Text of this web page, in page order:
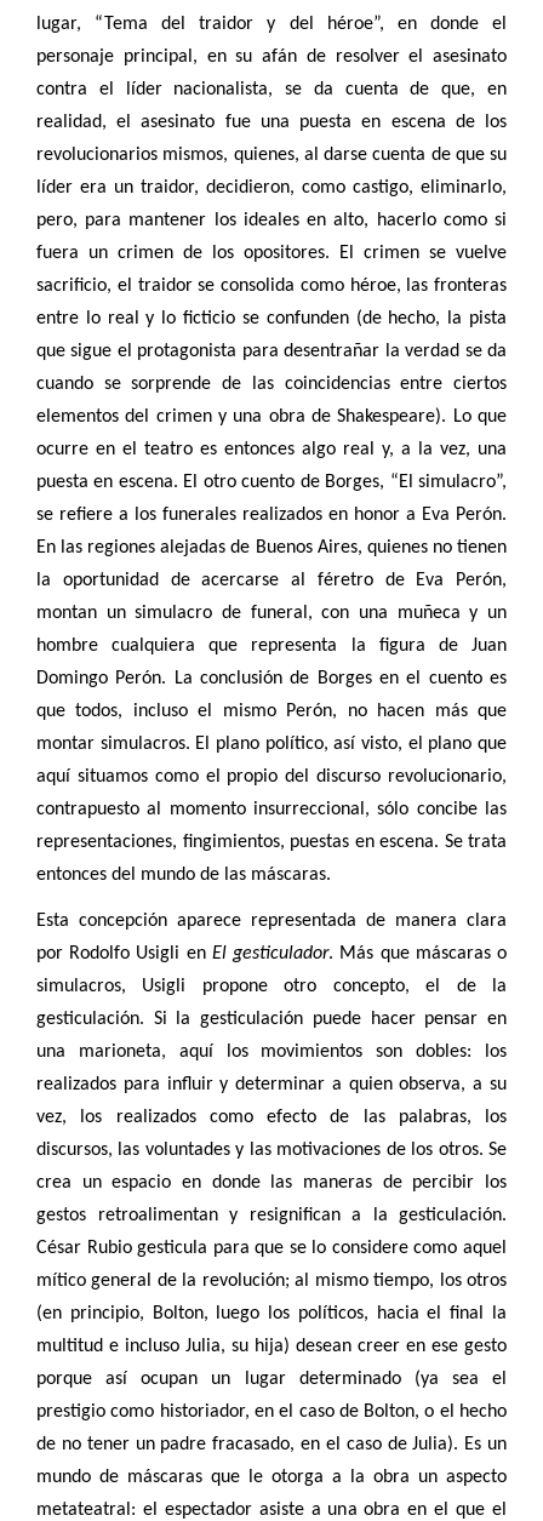
lugar, “Tema del traidor y del héroe”, en donde el
personaje principal, en su afán de resolver el asesinato
contra el líder nacionalista, se da cuenta de que, en
realidad, el asesinato fue una puesta en escena de los
revolucionarios mismos, quienes, al darse cuenta de que su
líder era un traidor, decidieron, como castigo, eliminarlo,
pero, para mantener los ideales en alto, hacerlo como si
fuera un crimen de los opositores. El crimen se vuelve
sacrificio, el traidor se consolida como héroe, las fronteras
entre lo real y lo ficticio se confunden (de hecho, la pista
que sigue el protagonista para desentrañar la verdad se da
cuando se sorprende de las coincidencias entre ciertos
elementos del crimen y una obra de Shakespeare). Lo que
ocurre en el teatro es entonces algo real y, a la vez, una
puesta en escena. El otro cuento de Borges, “El simulacro”,
se refiere a los funerales realizados en honor a Eva Perón.
En las regiones alejadas de Buenos Aires, quienes no tienen
la oportunidad de acercarse al féretro de Eva Perón,
montan un simulacro de funeral, con una muñeca y un
hombre cualquiera que representa la figura de Juan
Domingo Perón. La conclusión de Borges en el cuento es
que todos, incluso el mismo Perón, no hacen más que
montar simulacros. El plano político, así visto, el plano que
aquí situamos como el propio del discurso revolucionario,
contrapuesto al momento insurreccional, sólo concibe las
representaciones, fingimientos, puestas en escena. Se trata
entonces del mundo de las máscaras.
Esta concepción aparece representada de manera clara
por Rodolfo Usigli en El gesticulador. Más que máscaras o
simulacros, Usigli propone otro concepto, el de la
gesticulación. Si la gesticulación puede hacer pensar en
una marioneta, aquí los movimientos son dobles: los
realizados para influir y determinar a quien observa, a su
vez, los realizados como efecto de las palabras, los
discursos, las voluntades y las motivaciones de los otros. Se
crea un espacio en donde las maneras de percibir los
gestos retroalimentan y resignifican a la gesticulación.
César Rubio gesticula para que se lo considere como aquel
mítico general de la revolución; al mismo tiempo, los otros
(en principio, Bolton, luego los políticos, hacia el final la
multitud e incluso Julia, su hija) desean creer en ese gesto
porque así ocupan un lugar determinado (ya sea el
prestigio como historiador, en el caso de Bolton, o el hecho
de no tener un padre fracasado, en el caso de Julia). Es un
mundo de máscaras que le otorga a la obra un aspecto
metateatral: el espectador asiste a una obra en el que el